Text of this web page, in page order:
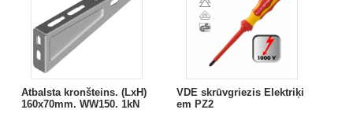
Atbalsta kronšteins. (LxH)
160x70mm. WW150. 1kN
VDE skrūvgriezis Elektriķi
em PZ2